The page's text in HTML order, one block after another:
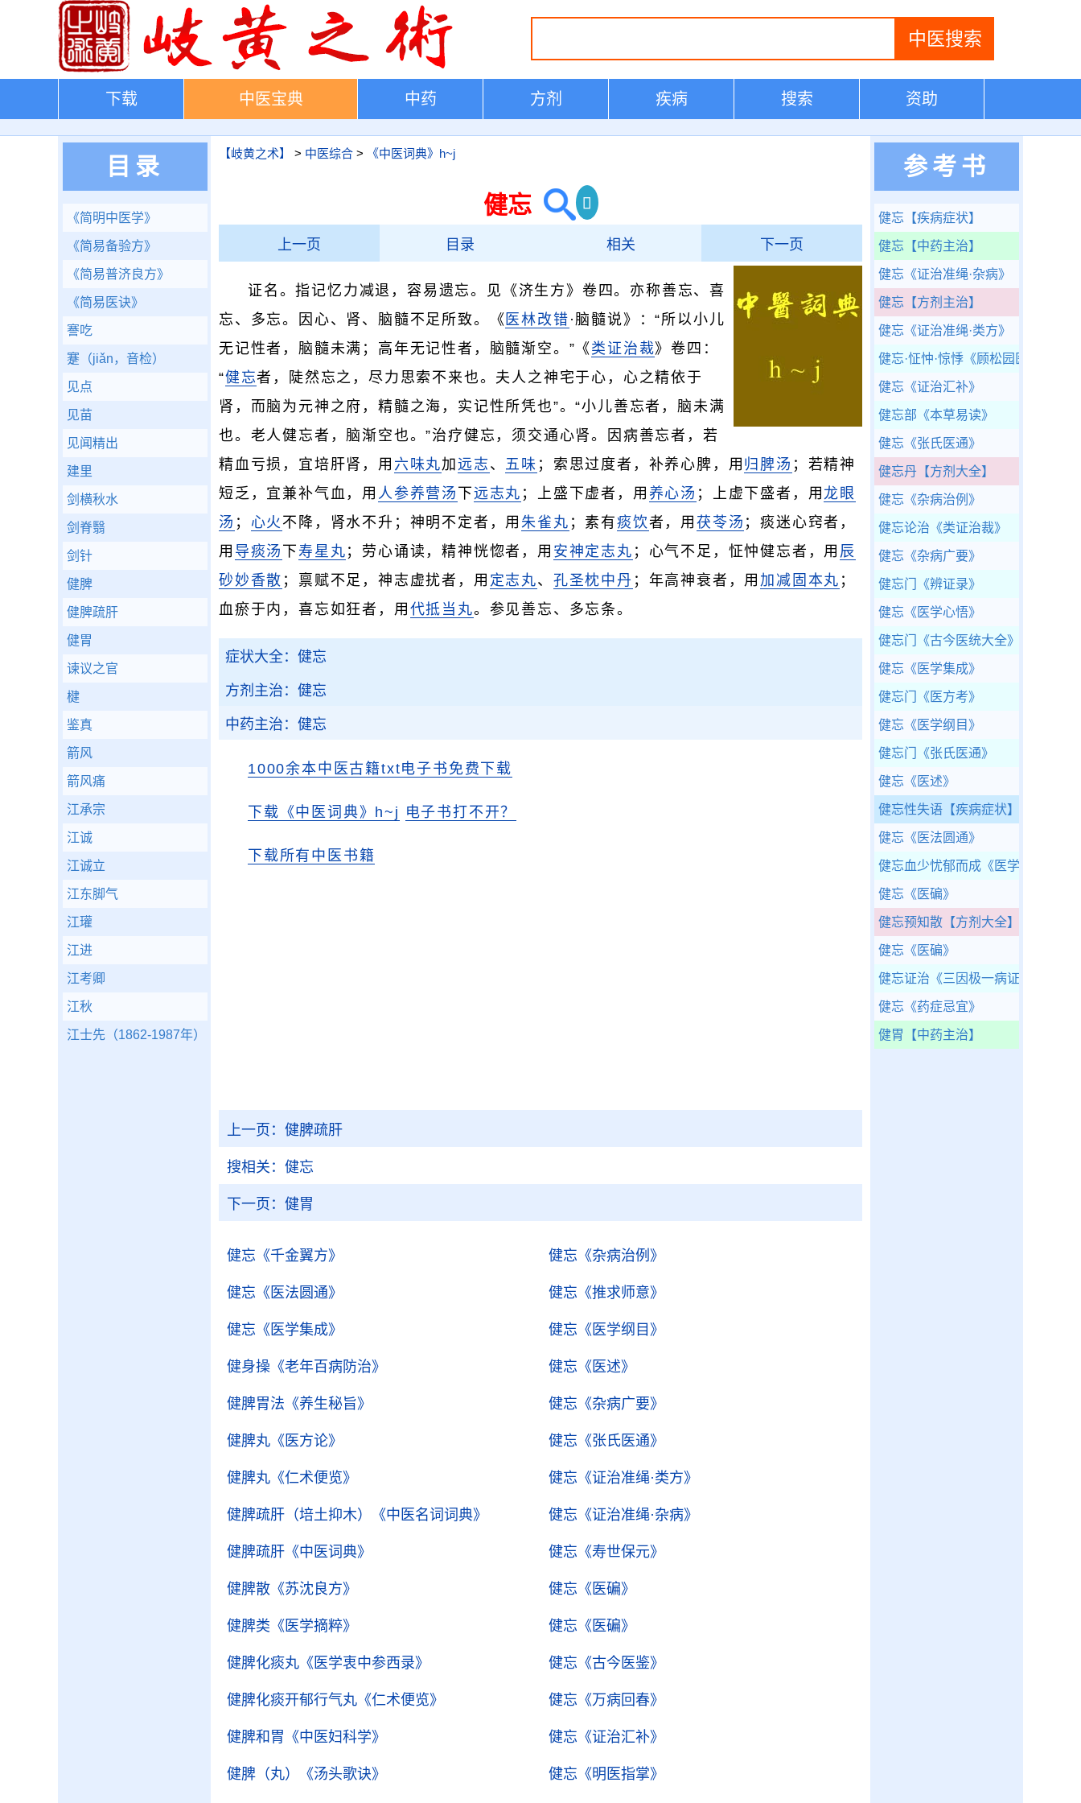
下载 中医宝典 中药 方剂 疾病 搜索 资助
【岐黄之术】 > 中医综合 > 《中医词典》h~j
健忘
上一页 目录 相关 下一页
证名。指记忆力减退，容易遗忘。见《济生方》卷四。亦称善忘、喜
忘、多忘。因心、肾、脑髓不足所致。《 医林改错 ·脑髓说》：“所以小儿
无记性者，脑髓未满；高年无记性者，脑髓渐空。”《 类证治裁》卷四：
“健忘者，陡然忘之，尽力思索不来也。夫人之神宅于心，心之精依于
肾，而脑为元神之府，精髓之海，实记性所凭也”。“小儿善忘者，脑未满
也。老人健忘者，脑渐空也。”治疗健忘，须交通心肾。因病善忘者，若
精血亏损，宜培肝肾，用 六味丸加远志 、 五味 ；索思过度者，补养心脾，用 归脾汤 ；若精神
短乏，宜兼补气血，用 人参养营汤 下 远志丸 ；上盛下虚者，用 养心汤 ；上虚下盛者，用 龙眼
汤 ； 心火 不降，肾水不升；神明不定者，用朱雀丸 ；素有痰饮者，用茯苓汤 ；痰迷心窍者，
用 导痰汤 下 寿星丸 ；劳心诵读，精神恍惚者，用 安神定志丸 ；心气不足，怔忡健忘者，用 辰
砂妙香散 ；禀赋不足，神志虚扰者，用 定志丸、 孔圣枕中丹 ；年高神衰者，用 加减固本丸 ；
血瘀于内，喜忘如狂者，用 代抵当丸。参见善忘、多忘条。
症状大全：健忘
方剂主治：健忘
中药主治：健忘
1000余本中医古籍txt电子书免费下载
下载《中医词典》h~j 电子书打不开？
下载所有中医书籍
上一页： 健脾疏肝
搜相关： 健忘
下一页： 健胃
健忘 《千金翼方》 健忘 《杂病治例》
健忘 《医法圆通》 健忘 《推求师意》
健忘 《医学集成》 健忘 《医学纲目》
健身操 《老年百病防治》 健忘 《医述》
健脾胃法 《养生秘旨》 健忘 《杂病广要》
健脾丸 《医方论》 健忘 《张氏医通》
健脾丸 《仁术便览》 健忘 《证治准绳·类方》
健脾疏肝（培土抑木） 《中医名词词典》 健忘 《证治准绳·杂病》
健脾疏肝 《中医词典》 健忘 《寿世保元》
健脾散 《苏沈良方》 健忘 《医碥》
健脾类 《医学摘粹》 健忘 《医碥》
健脾化痰丸 《医学衷中参西录》 健忘 《古今医鉴》
健脾化痰开郁行气丸 《仁术便览》 健忘 《万病回春》
健脾和胃 《中医妇科学》 健忘 《证治汇补》
健脾（丸） 《汤头歌诀》 健忘 《明医指掌》
目录
《简明中医学》
《简易备验方》
《简易普济良方》
《简易医诀》
謇吃
蹇（jiǎn，音检）
见点
见苗
见闻精出
建里
剑横秋水
剑脊翳
剑针
健脾
健脾疏肝
健胃
谏议之官
楗
鉴真
箭风
箭风痛
江承宗
江诚
江诚立
江东脚气
江瓘
江进
江考卿
江秋
江士先（1862-1987年）
参考书
健忘 【疾病症状】
健忘 【中药主治】
健忘 《证治准绳·杂病》
健忘 【方剂主治】
健忘 《证治准绳·类方》
健忘·怔忡·惊悸 《顾松园医镜》
健忘 《证治汇补》
健忘部 《本草易读》
健忘 《张氏医通》
健忘丹 【方剂大全】
健忘 《杂病治例》
健忘论治 《类证治裁》
健忘 《杂病广要》
健忘门 《辨证录》
健忘 《医学心悟》
健忘门 《古今医统大全》
健忘 《医学集成》
健忘门 《医方考》
健忘 《医学纲目》
健忘门 《张氏医通》
健忘 《医述》
健忘性失语 【疾病症状】
健忘 《医法圆通》
健忘血少忧郁而成 《医学传心录》
健忘 《医碥》
健忘预知散 【方剂大全】
健忘 《医碥》
健忘证治 《三因极一病证方论》
健忘 《药症忌宜》
健胃 【中药主治】